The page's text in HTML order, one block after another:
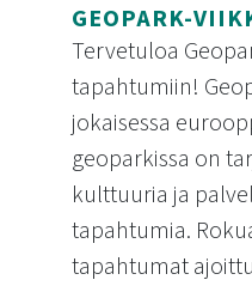
GEOPARK-
Tervetuloa
tapahtumiin!
jokaisessa
geoparkissa on
kulttuuria ja
tapahtumia.
tapahtumat